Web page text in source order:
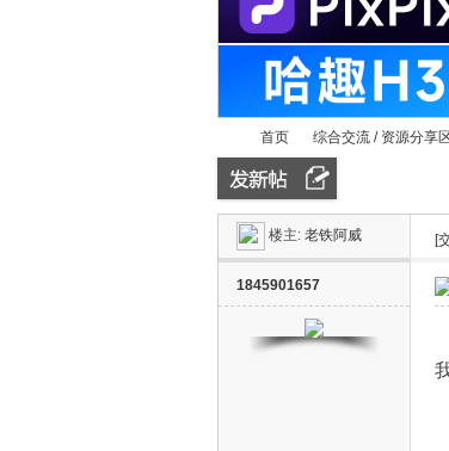
»
首页
›
综合交流 / 资源分享
楼主: 老铁阿威 [
1845901657